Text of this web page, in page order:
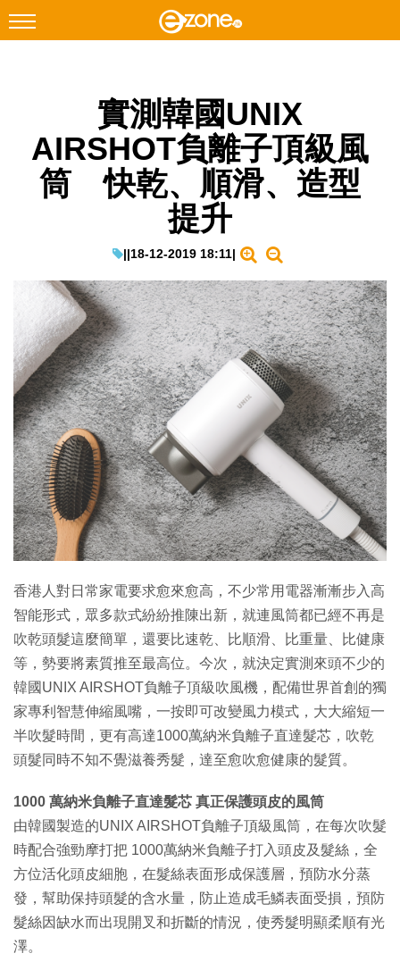
Instagram
科技焦點
網絡生活
EduTech
IT Times
生成式AI與雲端應用
Enterprise Digital Transformation
特集
實測韓國UNIX
AIRSHOT負離子頂級風
筒 快乾、順滑、造型
提升
||18-12-2019 18:11|
香港人對日常家電要求愈來愈高，不少常用電器漸漸步入高
智能形式，眾多款式紛紛推陳出新，就連風筒都已經不再是
吹乾頭髮這麼簡單，還要比速乾、比順滑、比重量、比健康
等，勢要將素質推至最高位。今次，就決定實測來頭不少的
韓國UNIX AIRSHOT負離子頂級吹風機，配備世界首創的獨
家專利智慧伸縮風嘴，一按即可改變風力模式，大大縮短一
半吹髮時間，更有高達1000萬納米負離子直達髮芯，吹乾
頭髮同時不知不覺滋養秀髮，達至愈吹愈健康的髮質。
1000 萬納米負離子直達髮芯 真正保護頭皮的風筒
由韓國製造的UNIX AIRSHOT負離子頂級風筒，在每次吹髮
時配合強勁摩打把 1000萬納米負離子打入頭皮及髮絲，全
方位活化頭皮細胞，在髮絲表面形成保護層，預防水分蒸
發，幫助保持頭髮的含水量，防止造成毛鱗表面受損，預防
髮絲因缺水而出現開叉和折斷的情況，使秀髮明顯柔順有光
澤。